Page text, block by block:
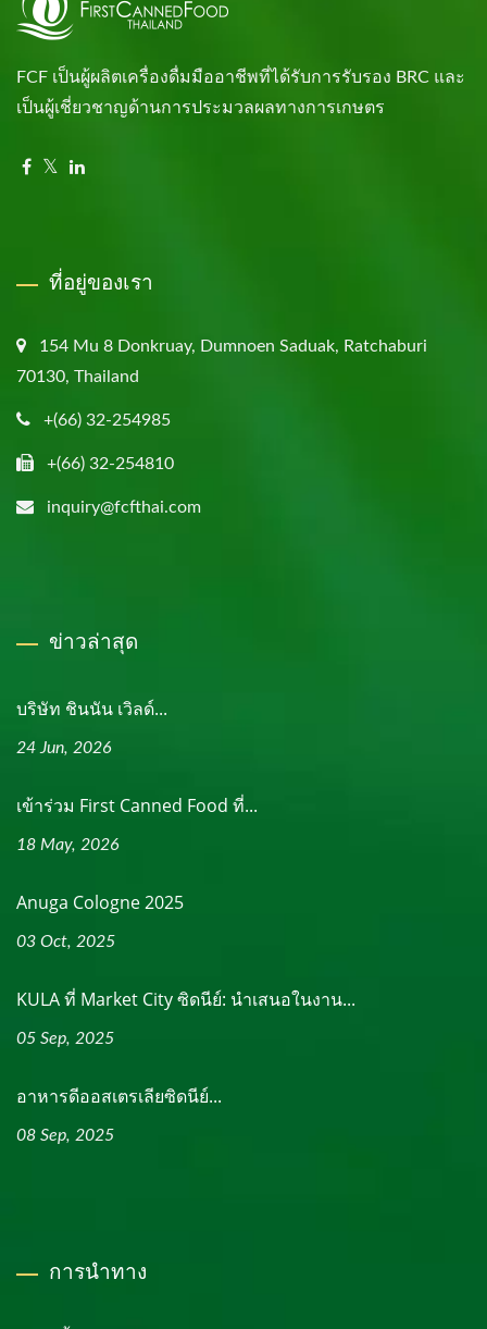
FCF เป็นผู้ผลิตเครื่องดื่มมืออาชีพที่ได้รับการรับรอง BRC และ
เป็นผู้เชี่ยวชาญด้านการประมวลผลทางการเกษตร
ที่อยู่ของเรา
154 Mu 8 Donkruay, Dumnoen Saduak, Ratchaburi
70130, Thailand
+(66) 32-254985
+(66) 32-254810
inquiry@fcfthai.com
ข่าวล่าสุด
บริษัท ชินนัน เวิลด์...
24 Jun, 2026
เข้าร่วม First Canned Food ที่...
18 May, 2026
Anuga Cologne 2025
03 Oct, 2025
KULA ที่ Market City ซิดนีย์: นำเสนอในงาน...
05 Sep, 2025
อาหารดีออสเตรเลียซิดนีย์...
08 Sep, 2025
การนำทาง